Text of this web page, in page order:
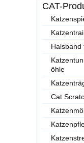
CAT-
Halsband
öhle
Cat